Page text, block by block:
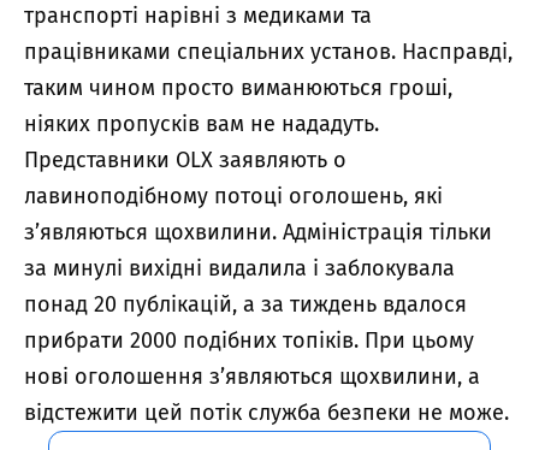
транспорті нарівні з медиками та
працівниками спеціальних установ. Насправді,
таким чином просто виманюються гроші,
ніяких пропусків вам не нададуть.
Представники OLX заявляють о
лавиноподібному потоці оголошень, які
з’являються щохвилини. Адміністрація тільки
за минулі вихідні видалила і заблокувала
понад 20 публікацій, а за тиждень вдалося
прибрати 2000 подібних топіків. При цьому
нові оголошення з’являються щохвилини, а
відстежити цей потік служба безпеки не може.